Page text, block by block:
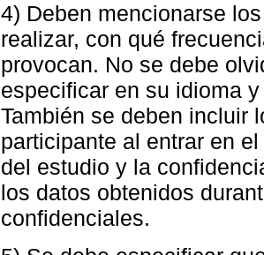
4) Deben mencionarse
realizar, con qué
provocan. No se debe
especificar en su idioma
También se deben incluir
participante al entrar en
del estudio y la
los datos obtenidos
confidenciales.